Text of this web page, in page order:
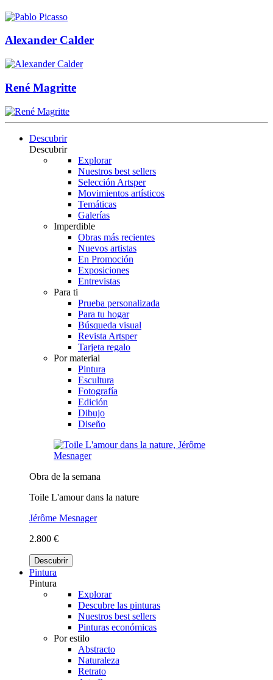
Alexander Calder
René Magritte
Descubrir
Descubrir
Explorar
Nuestros best sellers
Selección Artsper
Movimientos artísticos
Temáticas
Galerías
Imperdible
Obras más recientes
Nuevos artistas
En Promoción
Exposiciones
Entrevistas
Para ti
Prueba personalizada
Para tu hogar
Búsqueda visual
Revista Artsper
Tarjeta regalo
Por material
Pintura
Escultura
Fotografía
Edición
Dibujo
Diseño
Obra de la semana
Toile L'amour dans la nature
Jérôme Mesnager
2.800 €
Descubrir
Pintura
Pintura
Explorar
Descubre las pinturas
Nuestros best sellers
Pinturas económicas
Por estilo
Abstracto
Naturaleza
Retrato